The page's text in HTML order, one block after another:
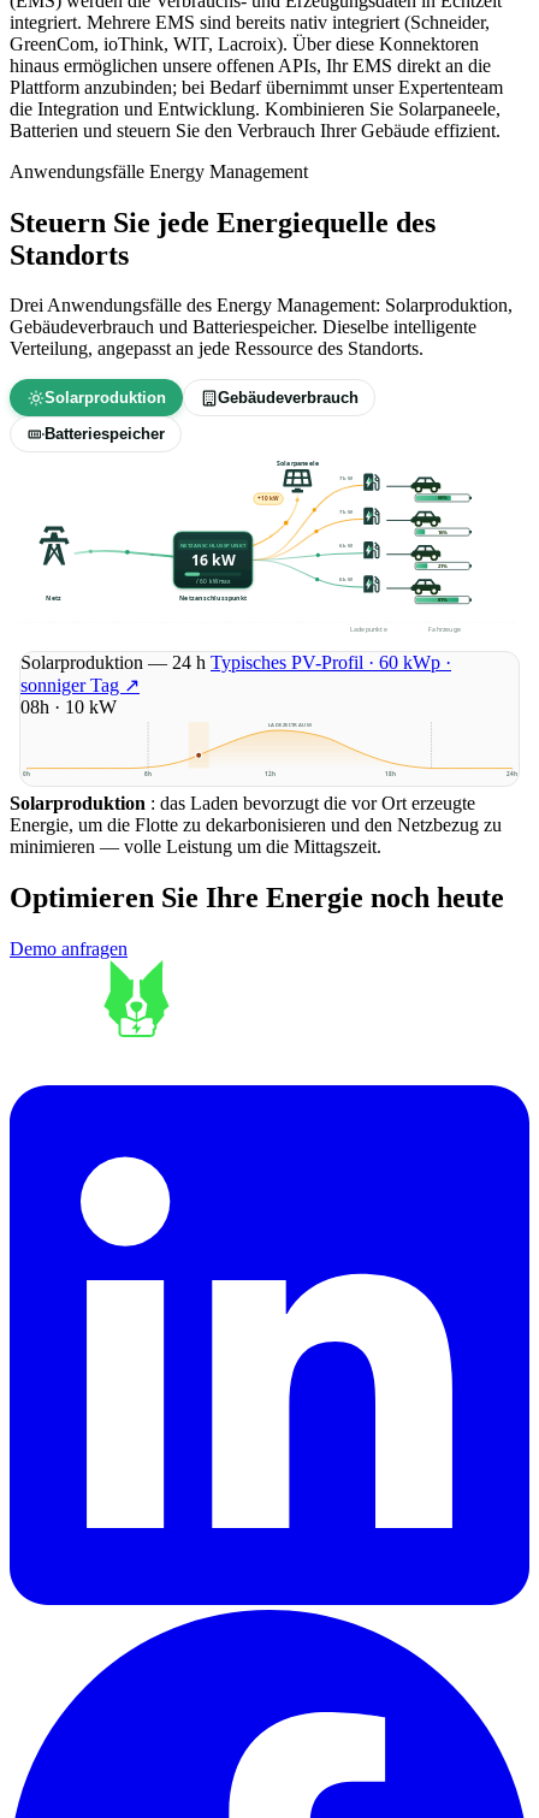
integriert. Mehrere EMS sind bereits nativ integriert (Schneider,
GreenCom, ioThink, WIT, Lacroix). Über diese Konnektoren
hinaus ermöglichen unsere offenen APIs, Ihr EMS direkt an die
Plattform anzubinden; bei Bedarf übernimmt unser Expertenteam
die Integration und Entwicklung. Kombinieren Sie Solarpaneele,
Batterien und steuern Sie den Verbrauch Ihrer Gebäude effizient.
Anwendungsfälle Energy Management
Steuern Sie jede Energiequelle des
Standorts
Drei Anwendungsfälle des Energy Management: Solarproduktion,
Gebäudeverbrauch und Batteriespeicher. Dieselbe intelligente
Verteilung, angepasst an jede Ressource des Standorts.
Solarproduktion Gebäudeverbrauch
Batteriespeicher
Netz
Solarpaneele
+19 kW
Netzanschlusspunkt
9 kW
69%
9 kW
19%
9 kW
24%
8 kW
84%
NETZANSCHLUSSPUNKT
16 kW
/ 60 kW max
Ladepunkte Fahrzeuge
Marktpreis — 24 h RTE-eco2mix-Daten · 25. Mai 2026↗
Solarproduktion — 24 h Typisches PV-Profil · 60 kWp ·
sonniger Tag ↗
09h · 19 kW
0h 6h 12h 18h 24h
LADEZEITRAUM
Gebäudeverbrauch — 24 h Typisches Büroprofil · ~50 Personen
↗
Batteriefluss — 24 h Tertiäres BESS · ~50 kWh nutzbar↗
0h 12h
LADEZEITRAUM
Solarproduktion : das Laden bevorzugt die vor Ort erzeugte
Energie, um die Flotte zu dekarbonisieren und den Netzbezug zu
minimieren — volle Leistung um die Mittagszeit.
Optimieren Sie Ihre Energie noch heute
Demo anfragen